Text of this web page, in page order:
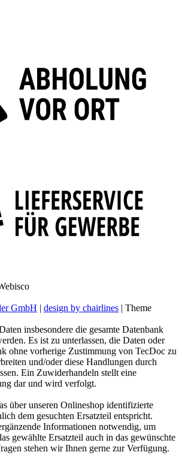
GmbH | design by chairlines | Theme
insbesondere die gesamte Datenbank
Es ist zu unterlassen, die Daten oder
ohne vorherige Zustimmung von TecDoc zu
und/oder diese Handlungen durch
Ein Zuwiderhandeln stellt eine
dar und wird verfolgt.
über unseren Onlineshop identifizierte
dem gesuchten Ersatzteil entspricht.
Informationen notwendig, um
gewählte Ersatzteil auch in das gewünschte
stehen wir Ihnen gerne zur Verfügung.